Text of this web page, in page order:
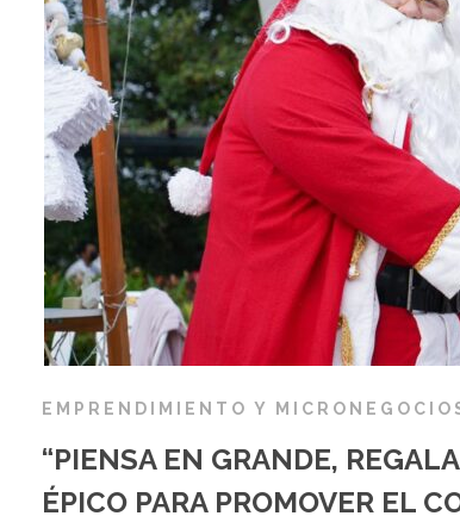
EMPRENDIMIENTO Y
“PIENSA EN GRANDE,
ÉPICO PARA PROMOVER EL